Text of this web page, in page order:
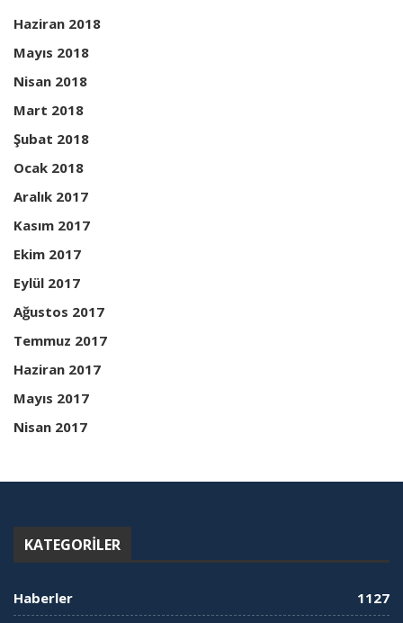
Haziran 2018
Mayıs 2018
Nisan 2018
Mart 2018
Şubat 2018
Ocak 2018
Aralık 2017
Kasım 2017
Ekim 2017
Eylül 2017
Ağustos 2017
Temmuz 2017
Haziran 2017
Mayıs 2017
Nisan 2017
KATEGORILER
Haberler
1127